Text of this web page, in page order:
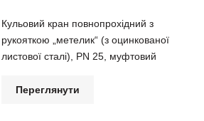
Кульовий кран повнопрохідний з
рукояткою „метелик“ (з оцинкованої
листової сталі), РN 25, муфтовий
Переглянути